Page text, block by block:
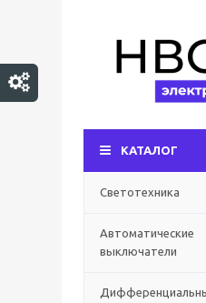
КАТАЛОГ
Светотехника
Автоматические
выключатели